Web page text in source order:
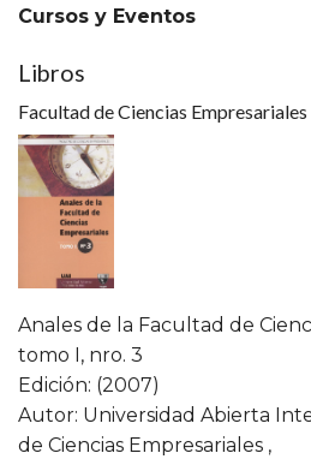
Cursos y Eventos
Libros
Facultad de Ciencias Empresariales
Anales de la Facultad de
tomo I, nro. 3
Edición: (2007)
Autor: Universidad Abierta
de Ciencias Empresariales ,